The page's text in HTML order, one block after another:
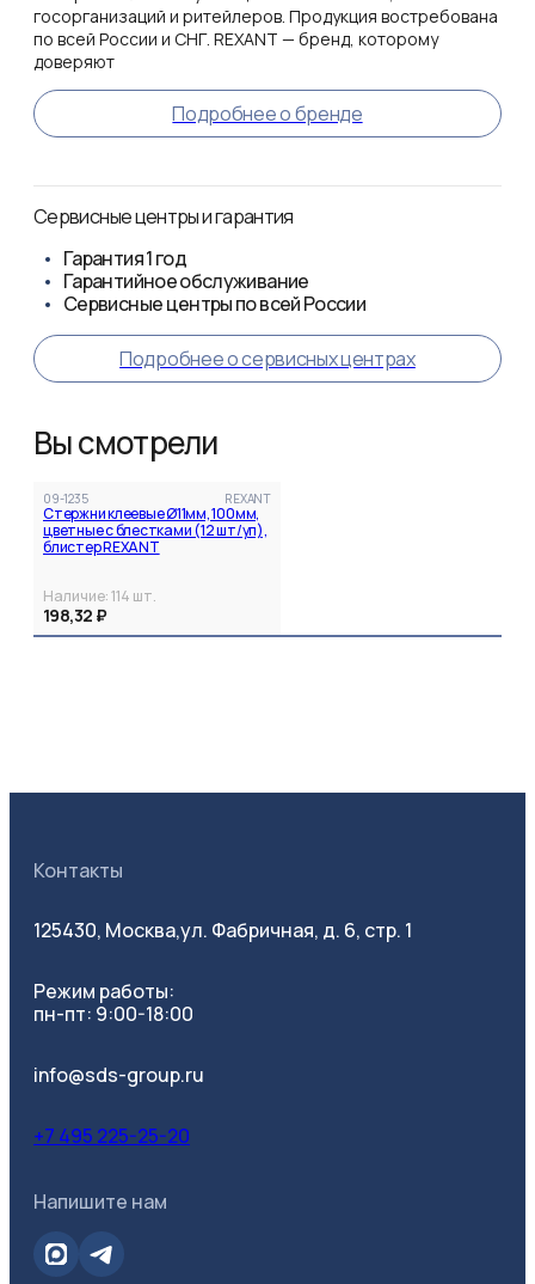
госорганизаций и ритейлеров. Продукция востребована
по всей России и СНГ. REXANT — бренд, которому
доверяют
Подробнее о бренде
Сервисные центры и гарантия
Гарантия1 год
Гарантийное обслуживание
Сервисные центры по всей России
Подробнее о сервисных центрах
Вы смотрели
09-1235 REXANT
Стержни клеевые Ø11мм, 100мм,
цветные с блестками (12 шт/уп),
блистер REXANT
Наличие:114 шт.
198,32 ₽
Контакты
125430, Москва,ул. Фабричная, д. 6, стр. 1
Режим работы:
пн-пт: 9:00-18:00
info@sds-group.ru
+7 495 225-25-20
Напишите нам